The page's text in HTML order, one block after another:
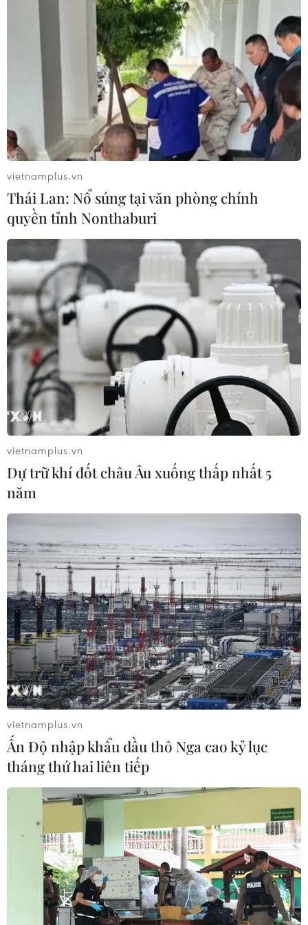
TIN CÙNG CHUYÊN MỤC
Thành phố Hồ Chí Minh sẽ tích hợp
IoT vào hạ tầng giao thông thông
10/08/2026 14:08
vietnamplus.vn
Thái Lan: Nổ súng tại văn phòng chính
quyền tỉnh Nonthaburi
vietnamplus.vn
Dự trữ khí đốt châu Âu xuống thấp nhất 5
năm
vietnamplus.vn
Ấn Độ nhập khẩu dầu thô Nga cao kỷ lục
tháng thứ hai liên tiếp